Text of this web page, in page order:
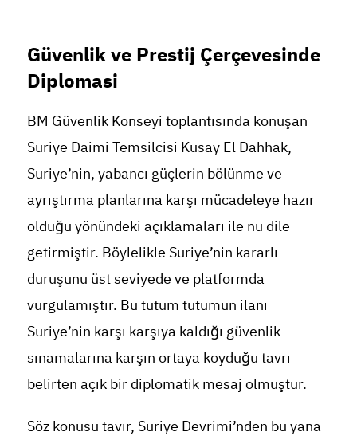
Güvenlik ve Prestij Çerçevesinde
Diplomasi
BM Güvenlik Konseyi toplantısında konuşan
Suriye Daimi Temsilcisi Kusay El Dahhak,
Suriye’nin, yabancı güçlerin bölünme ve
ayrıştırma planlarına karşı mücadeleye hazır
olduğu yönündeki açıklamaları ile nu dile
getirmiştir. Böylelikle Suriye’nin kararlı
duruşunu üst seviyede ve platformda
vurgulamıştır. Bu tutum tutumun ilanı
Suriye’nin karşı karşıya kaldığı güvenlik
sınamalarına karşın ortaya koyduğu tavrı
belirten açık bir diplomatik mesaj olmuştur.
Söz konusu tavır, Suriye Devrimi’nden bu yana